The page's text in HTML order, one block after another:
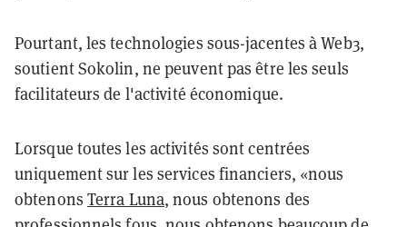
Pourtant, les technologies sous-jacentes à Web3,
soutient Sokolin, ne peuvent pas être les seuls
facilitateurs de l'activité économique.
Lorsque toutes les activités sont centrées
uniquement sur les services financiers, «nous
obtenons Terra Luna, nous obtenons des